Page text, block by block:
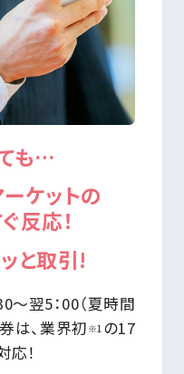
も…
ケットの
反応！
と取引!
～翌5：00（夏時間
は、業界初※1 の17
！